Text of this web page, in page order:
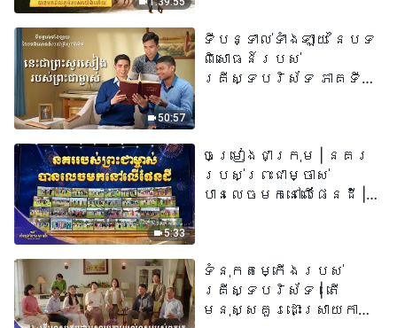
50:57
ទីបន្ទាល់ទាំងឡាយ នៃបទ
ពិសោធន៍របស់
គ្រីស្ទបរិស័ទ ភាគទី
5:33
ចម្រៀងជាក្រុម | នគរ
របស់ព្រះជាម្ចាស់
បានលេចមកនៅលើផែនដី |
ទំនុកតម្កើង​របស់​
គ្រីស្ទបរិស័ទ​ | តើ
មនុស្សគួរដោះស្រាយការ